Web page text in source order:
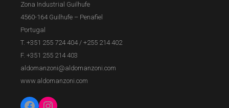
Zona Industrial Guilhufe
4560-164 Guilhufe – Penafiel
Portugal
T. +351 255 724 404/+255 214 402
F. +351 255 214 403
aldomanzoni@aldomanzoni.com
www.aldomanzoni.com